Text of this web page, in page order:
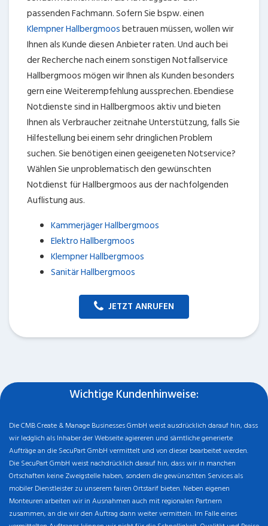
passenden Fachmann. Sofern Sie bspw. einen
Klempner Hallbergmoosbetrauen müssen, wollen wir
Ihnen als Kunde diesen Anbieter raten. Und auch bei
der Recherche nach einem sonstigen Notfallservice
Hallbergmoos mögen wir Ihnen als Kunden besonders
gern eine Weiterempfehlung aussprechen. Ebendiese
Notdienste sind in Hallbergmoos aktiv und bieten
Ihnen als Verbraucher zeitnahe Unterstützung, falls Sie
Hilfestellung bei einem sehr dringlichen Problem
suchen. Sie benötigen einen geeigeneten Notservice?
Wählen Sie unproblematisch den gewünschten
Notdienst für Hallbergmoos aus der nachfolgenden
Auflistung aus.
Kammerjäger Hallbergmoos
Elektro Hallbergmoos
Klempner Hallbergmoos
Sanitär Hallbergmoos
JETZT ANRUFEN
Wichtige Kundenhinweise:
Die CMB Create & Manage Businesses GmbH weist ausdrücklich darauf hin, dass
wir ledglich als Inhaber der Webseite agiereren und sämtliche generierte
Aufträge an die SecuPart GmbH vermittelt und von dieser bearbeitet werden.
Die SecuPart GmbH weist nachdrücklich darauf hin, dass wir in manchen
Ortschaften keine Zweigstelle haben, sondern die gewünschten Services als
mobiler Dienstleister zu unserem fairen Ortstarif bieten. Neben eigenen
Monteuren arbeiten wir in Ausnahmen auch mit regionalen Partnern
zusammen, an die wir den Auftrag dann weiter vermitteln. Im Falle eines